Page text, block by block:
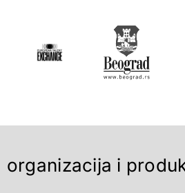
organizacija i